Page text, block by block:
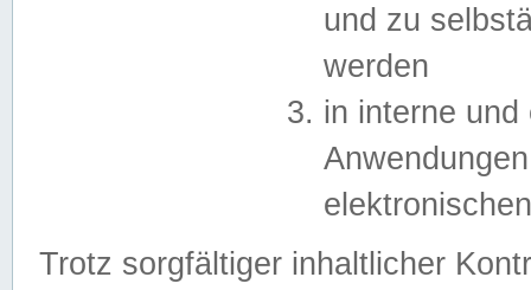
und zu
werden
in interne
Trotz sorgfältiger inhaltlicher